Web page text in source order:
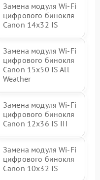
Замена модуля Wi-Fi
цифрового бинокля
Canon 14x32 IS
Замена модуля Wi-Fi
цифрового бинокля
Canon 15x50 IS All
Weather
Замена модуля Wi-Fi
цифрового бинокля
Canon 12x36 IS III
Замена модуля Wi-Fi
цифрового бинокля
Canon 10x32 IS